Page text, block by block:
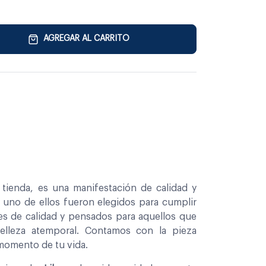
AGREGAR AL CARRITO
es una manifestación de calidad y
uno de ellos fueron elegidos para cumplir
de calidad y pensados para aquellos que
atemporal. Contamos con la pieza
de tu vida.